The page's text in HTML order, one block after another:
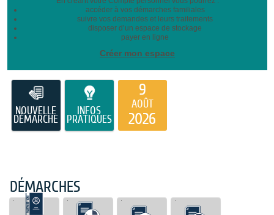
accéder à vos démarches familiales
suivre vos demandes et leurs traitements
disposer d’un espace de stockage
payer en ligne
Créer mon espace
NOUVELLE
DÉMARCHE
INFOS
PRATIQUES
9
AOÛT
2026
DÉMARCHES
Rdv
Passeport
Acte
Acte
Acte